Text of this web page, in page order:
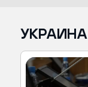
УКРАИНА